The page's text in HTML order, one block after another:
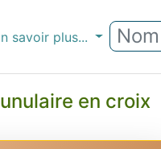
savoir plus...
en croix